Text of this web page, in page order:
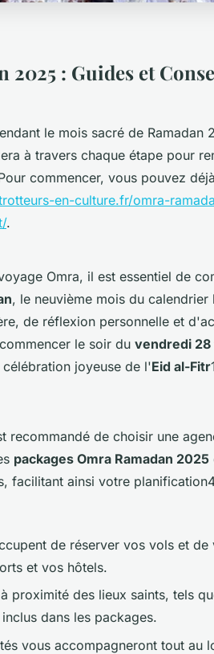
2025 : Guides et
le mois sacré de Ramadan
à travers chaque étape pour
commencer, vous pouvez
en-culture.fr/omra-
.
Omra, il est essentiel de
, le neuvième mois du calendrier
de réflexion personnelle et
le soir du vendredi
joyeuse de l'Eid al-Fitr
recommandé de choisir une
packages Omra Ramadan 2025
facilitant ainsi votre
de réserver vos vols et de
et vos hôtels.
proximité des lieux saints, tels
dans les packages.
vous accompagneront tout au